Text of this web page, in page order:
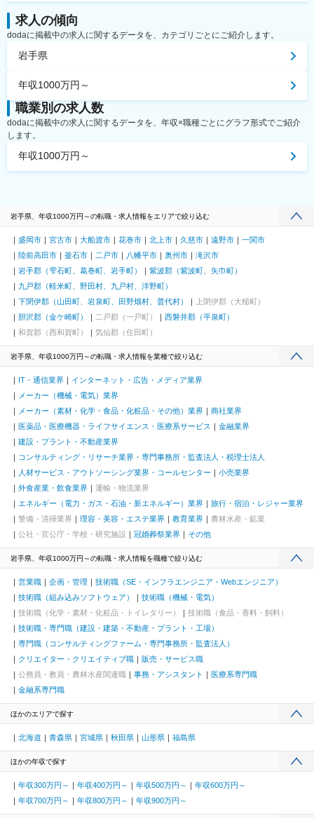
求人の傾向
dodaに掲載中の求人に関するデータを、カテゴリごとにご紹介します。
岩手県
年収1000万円～
職業別の求人数
dodaに掲載中の求人に関するデータを、年収×職種ごとにグラフ形式でご紹介
します。
年収1000万円～
岩手県、年収1000万円～の転職・求人情報をエリアで絞り込む
盛岡市 宮古市 大船渡市 花巻市 北上市 久慈市 遠野市
一関市
陸前高田市
釜石市 二戸市 八幡平市 奥州市
滝沢市
岩手郡（雫石町、葛巻町、岩手町）
紫波郡（紫波町、矢巾町）
九戸郡（軽米町、野田村、九戸村、洋野町）
下閉伊郡（山田町、岩泉町、田野畑村、普代村）
上閉伊郡（大槌町）
胆沢郡（金ケ崎町）
二戸郡（一戸町）
西磐井郡（平泉町）
和賀郡（西和賀町）
気仙郡（住田町）
岩手県、年収1000万円～の転職・求人情報を業種で絞り込む
IT・通信業界
インターネット・広告・メディア業界
メーカー（機械・電気）業界
メーカー（素材・化学・食品・化粧品・その他）業界
商社業界
医薬品・医療機器・ライフサイエンス・医療系サービス
金融業界
建設・プラント・不動産業界
コンサルティング・リサーチ業界・専門事務所・監査法人・税理士法人
人材サービス・アウトソーシング業界・コールセンター
小売業界
外食産業・飲食業界
運輸・物流業界
エネルギー（電力・ガス・石油・新エネルギー）業界
旅行・宿泊・レジャー業界
警備・清掃業界
理容・美容・エステ業界 教育業界
農林水産・鉱業
公社・官公庁・学校・研究施設
冠婚葬祭業界 その他
岩手県、年収1000万円～の転職・求人情報を職種で絞り込む
営業職 企画・管理
技術職（SE・インフラエンジニア・Webエンジニア）
技術職（組み込みソフトウェア）
技術職（機械・電気）
技術職（化学・素材・化粧品・トイレタリー）
技術職（食品・香料・飼料）
技術職・専門職（建設・建築・不動産・プラント・工場）
専門職（コンサルティングファーム・専門事務所・監査法人）
クリエイター・クリエイティブ職
販売・サービス職
公務員・教員・農林水産関連職
事務・アシスタント
医療系専門職
金融系専門職
ほかのエリアで探す
北海道 青森県 宮城県 秋田県 山形県 福島県
ほかの年収で探す
年収300万円～ 年収400万円～ 年収500万円～
年収600万円～
年収700万円～
年収800万円～ 年収900万円～